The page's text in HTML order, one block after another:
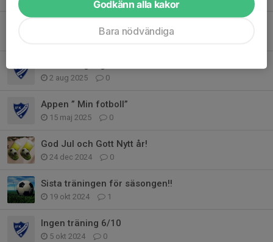
Ny träningstid from nästa vecka!!
2 aug 2025 0
Appen ” Min fotboll”
15 maj 2025 0
God Jul och Gott Nytt år!
24 dec 2024 0
Sista träningen för säsongen!!
19 okt 2024 1
Ingen träning 6/10
5 okt 2024 0
Godkänn alla kakor
Bara nödvändiga